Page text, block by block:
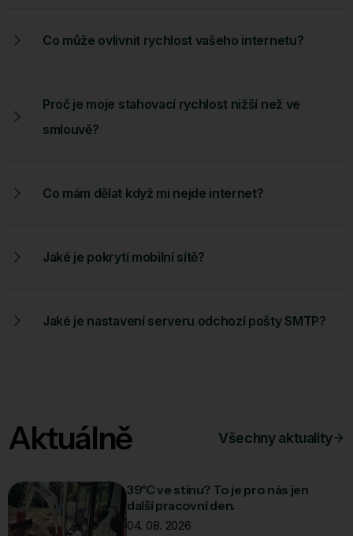
Co může ovlivnit rychlost vašeho internetu?
Proč je moje stahovací rychlost nižší než ve
smlouvě?
Co mám dělat když mi nejde internet?
Jaké je pokrytí mobilní sítě?
Jaké je nastavení serveru odchozí pošty SMTP?
Aktuálně Všechny aktuality
39°C ve stínu? To je pro nás jen
další pracovní den.
04. 08. 2026